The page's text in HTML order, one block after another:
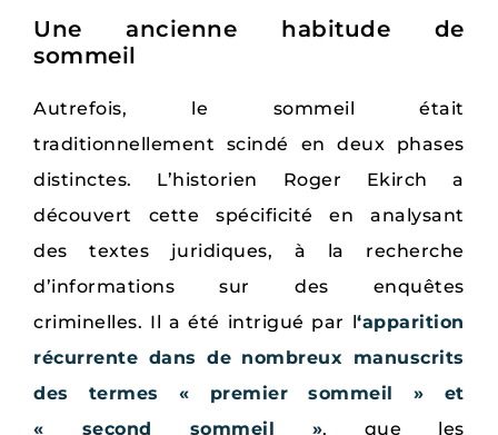
Une ancienne habitude de
sommeil
Autrefois, le sommeil était
traditionnellement scindé en deux phases
distinctes. L’historien Roger Ekirch a
découvert cette spécificité en analysant
des textes juridiques, à la recherche
d’informations sur des enquêtes
criminelles. Il a été intrigué par l‘apparition
récurrente dans de nombreux manuscrits
des termes « premier sommeil » et
« second sommeil », que les